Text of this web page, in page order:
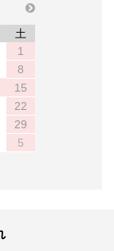
next
土
1
8
15
22
29
5